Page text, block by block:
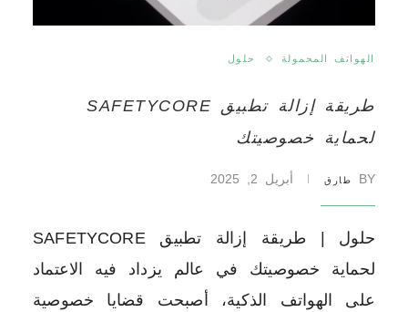
الهواتف المحمولة حلول
طريقة إزالة تطبيق SAFETYCORE
لحماية خصوصيتك
BY طارق أبريل 2, 2025
حلول | طريقة إزالة تطبيق SAFETYCORE
لحماية خصوصيتك في عالم يزداد فيه الاعتماد
على الهواتف الذكية، أصبحت قضايا خصوصية